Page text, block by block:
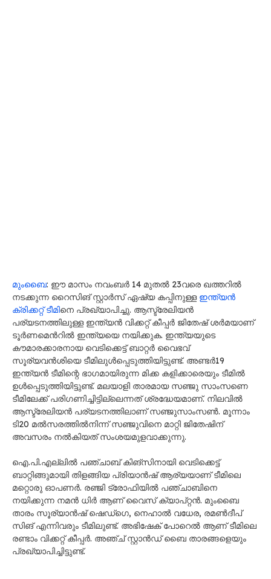
മുംബൈ: ഈ മാസം നവംബര്‍ 14 മുതല്‍ 23വരെ ഖത്തറില്‍
നടക്കുന്ന റൈസിങ് സ്റ്റാര്‍സ് ഏഷ്യ കപ്പിനുള്ള ഇന്ത്യൻ
ക്രിക്കറ്റ് ടീമിനെ പ്രഖ്യാപിച്ചു. ആസ്ട്രേലിയന്‍
പര്യടനത്തിലുള്ള ഇന്ത്യൻ വിക്കറ്റ് കീപ്പര്‍ ജിതേഷ് ശര്‍മയാണ്
ടൂര്‍ണമെന്‍റില്‍ ഇന്ത്യയെ നയിക്കുക. ഇന്ത്യയുടെ
കൗമാരക്കാരനായ വെടിക്കെട്ട് ബാറ്റർ വൈഭവ്
സൂര്യവന്‍ശിയെ ടീമിലുൾപ്പെടുത്തിയിട്ടുണ്ട്. അണ്ടർ19
ഇന്ത്യൻ ടീമി​ന്റെ ഭാഗമായിരുന്ന മിക്ക കളിക്കാരെയും ടീമിൽ
ഉൾപ്പെടുത്തിയിട്ടുണ്ട്. മലയാളി താരമായ സഞ്ജു സാംസണെ
ടീമിലേക്ക് പരിഗണിച്ചിട്ടില്ലെന്നത് ശ്രദ്ധേയമാണ്. നിലവിൽ
ആസ്ട്രേലിയൻ പര്യടനത്തിലാണ് സഞ്ജുസാംസൺ. മൂന്നാം
ടി20 മൽസരത്തിൽനിന്ന് സഞ്ജുവിനെ മാറ്റി ജിതേഷിന്
അവസരം നൽകിയത് സംശയമുളവാക്കുന്നു.
ഐ.പി.എല്ലില്‍ പഞ്ചാബ് കിങ്സിനായി വെടിക്കെട്ട്
ബാറ്റിങ്ങുമായി തിളങ്ങിയ പ്രിയാന്‍ഷ് ആര്യയാണ് ടീമിലെ
മറ്റൊരു ഓപണര്‍. രഞ്ജി ട്രോഫിയില്‍ പഞ്ചാബിനെ
നയിക്കുന്ന നമന്‍ ധിര്‍ ആണ് വൈസ് ക്യാപ്റ്റൻ. മുംബൈ
താരം സൂര്യാൻഷ് ഷെഡ്ഗെ, നെഹാല്‍ വധേര, രമണ്‍ദീപ്
സിങ് എന്നിവരും ടീമിലുണ്ട്. അഭിഷേക് പോറെല്‍ ആണ് ടീമിലെ
രണ്ടാം വിക്കറ്റ് കീപ്പര്‍. അഞ്ച് സ്റ്റാന്‍ഡ് ബൈ താരങ്ങളെയും
പ്രഖ്യാപിച്ചിട്ടുണ്ട്.